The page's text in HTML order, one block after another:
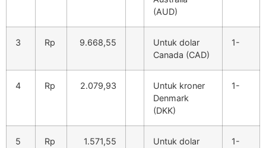
(AUD)
3 Rp 9.668,55
Untuk dolar
Canada (CAD)
1-
4 Rp 2.079,93
Untuk kroner
Denmark
(DKK)
1-
5 Rp 1.571,55
Untuk dolar
1-